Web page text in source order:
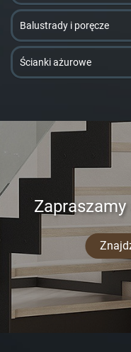
Balustrady i poręcze
Ścianki ażurowe